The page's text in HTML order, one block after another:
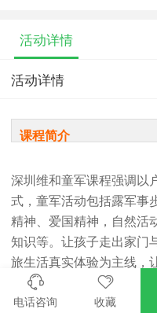
活动详情
活动详情
课程简介
深圳维和童军课程强调以
式，童军活动包括露军事
精神、爱国精神，自然活
知识等。让孩子走出家门
旅生活真实体验为主线，
更好的达成体验效果。在
的核心思想，配以感恩教
电话咨询 收藏